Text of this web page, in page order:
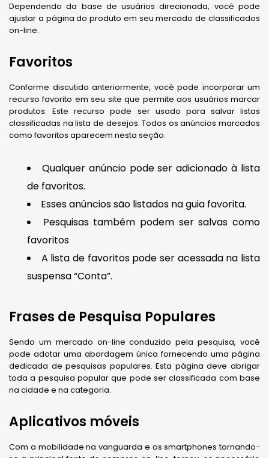
Dependendo da base de usuários direcionada, você pode
ajustar a página do produto em seu mercado de classificados
on-line.
Favoritos
Conforme discutido anteriormente, você pode incorporar um
recurso favorito em seu site que permite aos usuários marcar
produtos. Este recurso pode ser usado para salvar listas
classificadas na lista de desejos. Todos os anúncios marcados
como favoritos aparecem nesta seção.
Qualquer anúncio pode ser adicionado à lista
de favoritos.
Esses anúncios são listados na guia favorita.
Pesquisas também podem ser salvas como
favoritos
A lista de favoritos pode ser acessada na lista
suspensa “Conta”.
Frases de Pesquisa Populares
Sendo um mercado on-line conduzido pela pesquisa, você
pode adotar uma abordagem única fornecendo uma página
dedicada de pesquisas populares. Esta página deve abrigar
toda a pesquisa popular que pode ser classificada com base
na cidade e na categoria.
Aplicativos móveis
Com a mobilidade na vanguarda e os smartphones tornando-